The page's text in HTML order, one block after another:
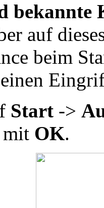
auf
beim
Start ->
mit OK.